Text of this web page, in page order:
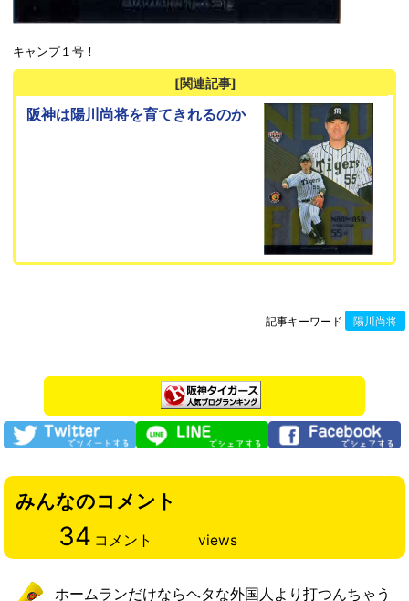
キャンプ１号！
[関連記事]
阪神は陽川尚将を育てきれるのか
記事キーワード 陽川尚将
みんなのコメント
34 コメント views
ホームランだけならヘタな外国人より打つんちゃう